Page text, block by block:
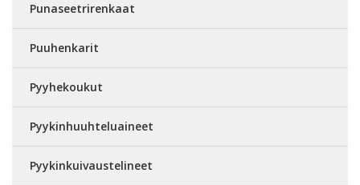
Punaseetrirenkaat
Puuhenkarit
Pyyhekoukut
Pyykinhuuhteluaineet
Pyykinkuivaustelineet